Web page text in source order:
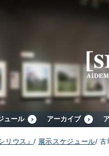
ュール アーカイブ
リウス』/ 展示スケジュール/古
展示スケジュール
アーカイブ